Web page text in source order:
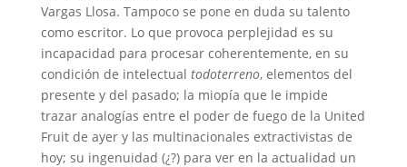
Vargas Llosa. Tampoco se pone en duda su talento
como escritor. Lo que provoca perplejidad es su
incapacidad para procesar coherentemente, en su
condición de intelectual todoterreno, elementos del
presente y del pasado; la miopía que le impide
trazar analogías entre el poder de fuego de la United
Fruit de ayer y las multinacionales extractivistas de
hoy; su ingenuidad (¿?) para ver en la actualidad un